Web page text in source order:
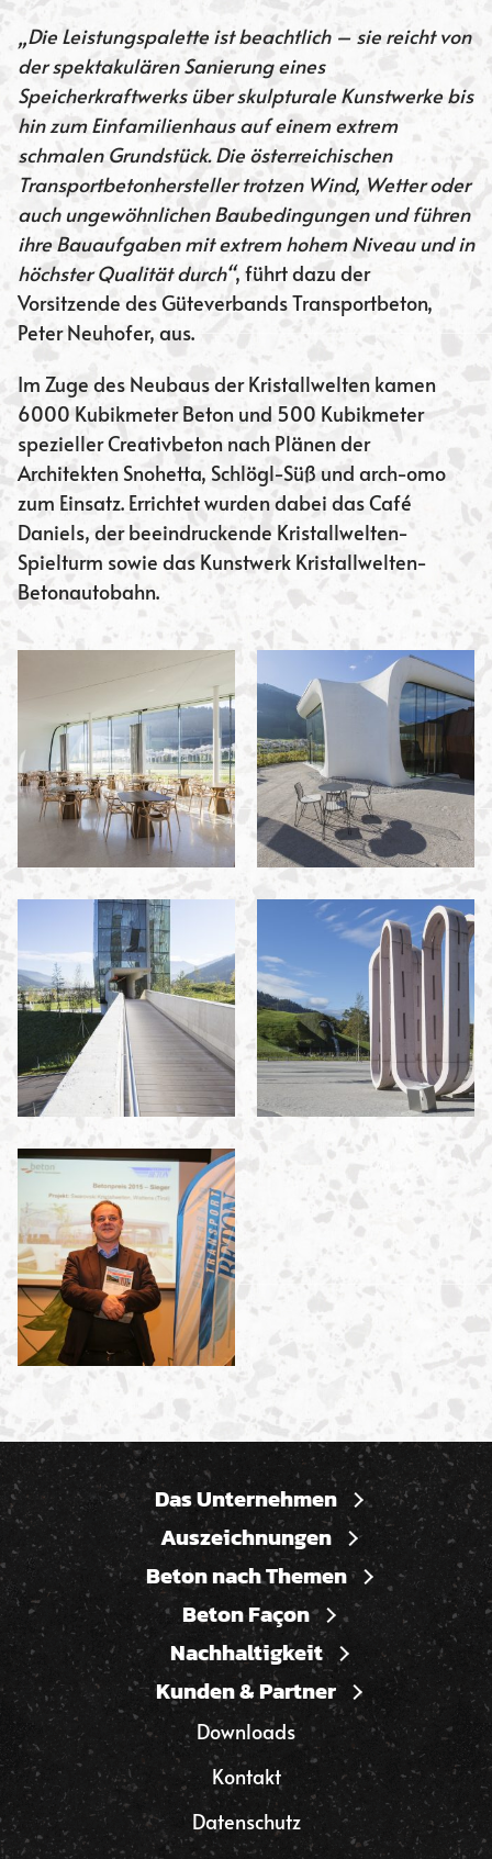
„Die Leistungspalette ist beachtlich – sie reicht von
der spektakulären Sanierung eines
Speicherkraftwerks über skulpturale Kunstwerke bis
hin zum Einfamilienhaus auf einem extrem
schmalen Grundstück. Die österreichischen
Transportbetonhersteller trotzen Wind, Wetter oder
auch ungewöhnlichen Baubedingungen und führen
ihre Bauaufgaben mit extrem hohem Niveau und in
höchster Qualität durch“, führt dazu der
Vorsitzende des Güteverbands Transportbeton,
Peter Neuhofer, aus.
Im Zuge des Neubaus der Kristallwelten kamen
6000 Kubikmeter Beton und 500 Kubikmeter
spezieller Creativbeton nach Plänen der
Architekten Snohetta, Schlögl-Süß und arch-omo
zum Einsatz. Errichtet wurden dabei das Café
Daniels, der beeindruckende Kristallwelten-
Spielturm sowie das Kunstwerk Kristallwelten-
Betonautobahn.
Das Unternehmen
Auszeichnungen
Beton nach Themen
Beton Façon
Nachhaltigkeit
Kunden & Partner
Downloads
Kontakt
Datenschutz